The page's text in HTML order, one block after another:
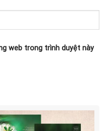
web trong trình duyệt này